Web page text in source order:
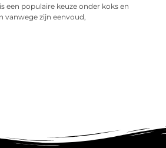
een populaire keuze onder koks en
vanwege zijn eenvoud,